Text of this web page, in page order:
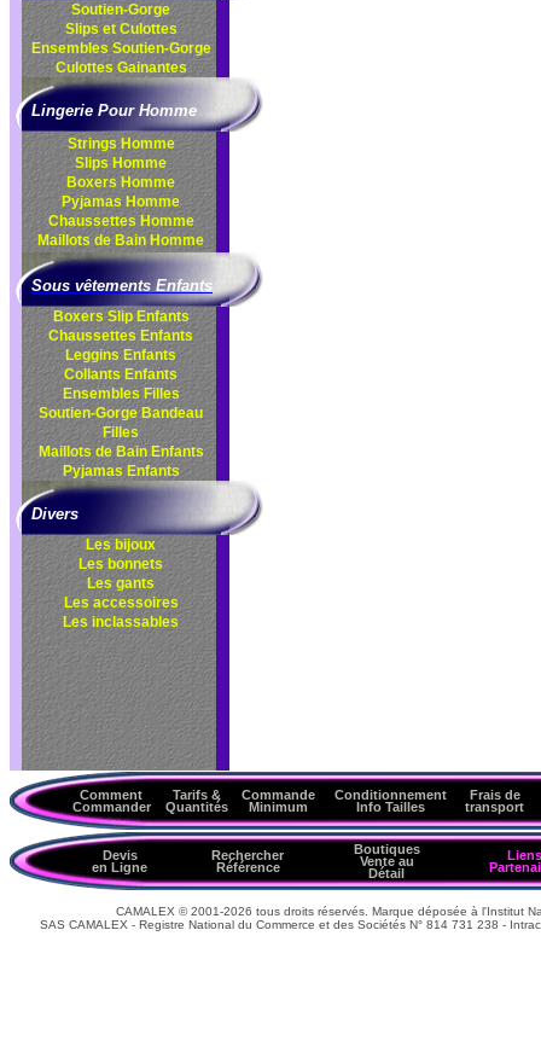
Soutien-Gorge
Slips et Culottes
EnsemblesSoutien-Gorge
CulottesGainantes
Lingerie Pour Homme
Strings Homme
Slips Homme
Boxers Homme
Pyjamas Homme
Chaussettes Homme
Maillots de Bain Homme
Sous vêtements Enfants
Boxers Slip Enfants
Chaussettes Enfants
Leggins Enfants
Collants Enfants
Ensembles Filles
Soutien-Gorge Bandeau
Filles
Maillots de Bain Enfants
Pyjamas Enfants
Divers
Les bijoux
Les bonnets
Les gants
Les accessoires
Les inclassables
Comment
Commander
Tarifs &
Quantités
Commande
Minimum
Conditionnement
Info Tailles
Frais de
transport
Devis
en Ligne
Rechercher
Référence
Boutiques
Vente au
Détail
Liens
CAMALEX © 2001-2026 tous droits réservés. Marque déposée à l'Institut
SAS CAMALEX - Registre National du Commerce et des Sociétés N° 814 731 238 -